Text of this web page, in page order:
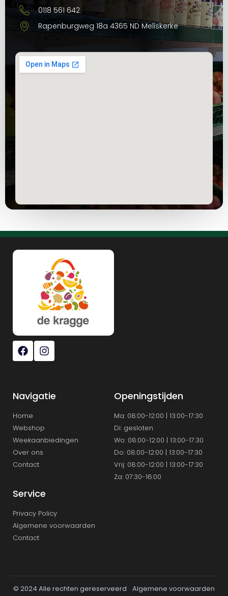
0118 561 642
Rapenburgweg 18a 4365 ND Meliskerke
Navigatie
Home
Webshop
Weekaanbiedingen
Over ons
Contact
Openingstijden
Ma: 08:00-12:00 | 13:00-17:30
Di: gesloten
Wo: 08:00-12:00 | 13:00-17.30
Do: 08:00-12:00 | 13:00-17:30
Vrij: 08:00-12:00 | 13:00-17:30
Za: 07:30-16:00
Service
Privacy Policy
Algemene voorwaarden
Contact
© 2024 Alle rechten gereserveerd
Algemene voorwaarden